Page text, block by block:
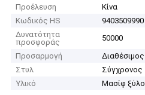
Προέλευση
Κίνα
Κωδικός HS
9403509990
Δυνατότητα
προσφοράς
50000
Προσαρμογή
Διαθέσιμος
Στυλ
Σύγχρονος
Υλικό
Μασίφ ξύλο